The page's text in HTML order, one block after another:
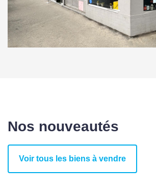
Nos nouveautés
Voir tous les biens à vendre